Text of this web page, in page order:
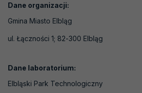
Laboratoria wzorcujące
Jednostki certyfikujące osoby
Jednostki certyfikujące systemy
Jednostki certyfikujące
usługi
Dane organizacji:
Gmina Miasto Elbląg
ul. Łączności 1; 82-300 Elbląg
Dane laboratorium:
Elbląski Park Technologiczny